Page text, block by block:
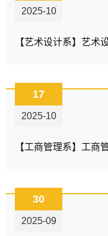
2025-10
17
2025-10
30
2025-09